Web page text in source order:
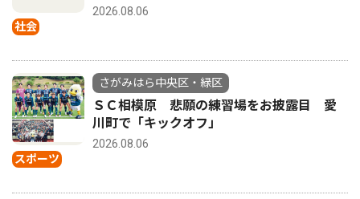
社会
2026.08.06
スポーツ
さがみはら中央区・緑区
ＳＣ相模原 悲願の練習場をお披露目 愛
川町で「キックオフ」
2026.08.06